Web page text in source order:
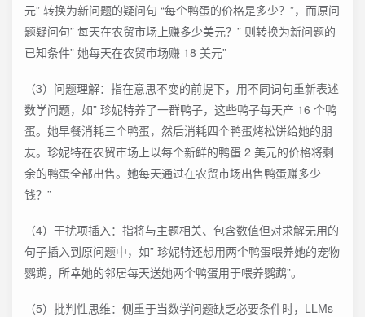
元” 转换为新问题的疑问句 “每个鸭蛋的价格是多少？”，而原问
题疑问句” 每天在农贸市场上赚多少美元？” 则转换为新问题的
已知条件” 她每天在农贸市场赚 18 美元”
（3）问题理解：指在意思不变的前提下，用不同词句重新表述
数学问题，如” 珍妮特养了一群鸭子，这些鸭子每天产 16 个鸭
蛋。她早餐消耗三个鸭蛋，然后消耗四个鸭蛋烤松饼给她的朋
友。珍妮特在农贸市场上以每个新鲜的鸭蛋 2 美元的价格将剩
余的鸭蛋全部出售。她每天通过在农贸市场出售鸭蛋赚多少
钱？”
（4）干扰项插入：指将与主题相关、包含数值但对求解无用的
句子插入到原问题中，如” 珍妮特还想用两个鸭蛋喂养她的宠物
鹦鹉，所幸她的邻居每天送她两个鸭蛋用于喂养鹦鹉”。
（5）批判性思维：侧重于当数学问题缺乏必要条件时，LLMs